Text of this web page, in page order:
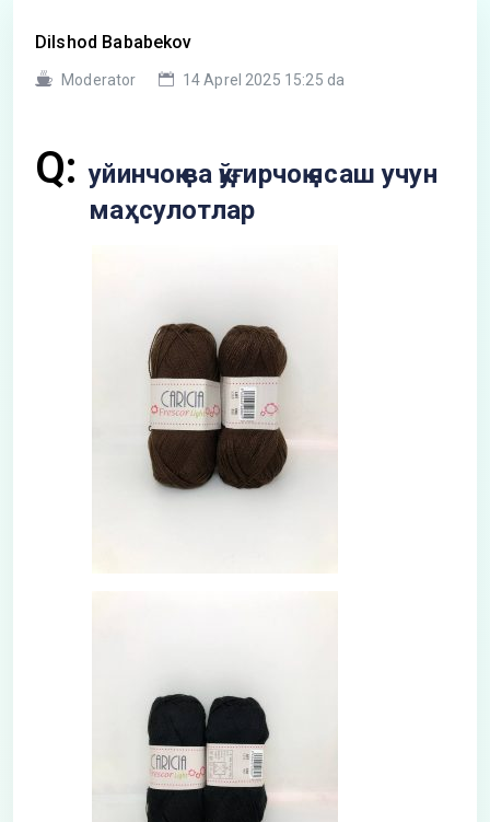
Dilshod Bababekov
Moderator 14 Aprel 2025 15:25 da
Q: уйинчоқ ва қўғирчоқ ясаш учун
маҳсулотлар